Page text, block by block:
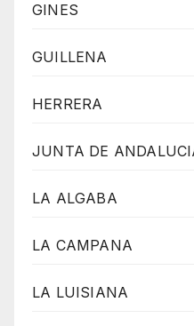
GINES
GUILLENA
HERRERA
JUNTA DE
LA ALGABA
LA CAMPANA
LA LUISIANA